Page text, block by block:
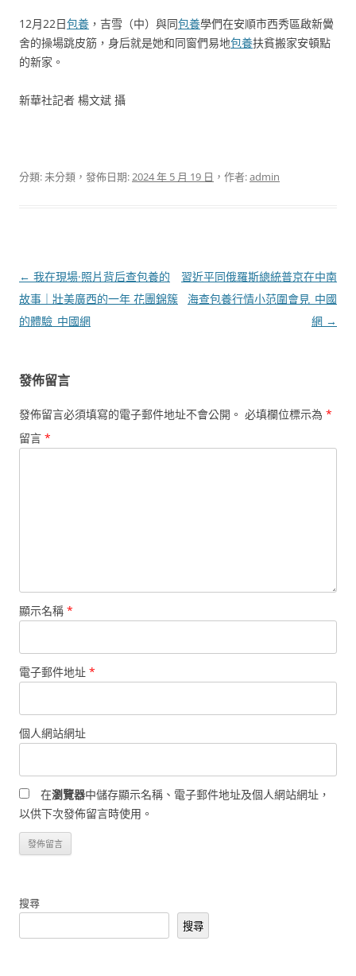
12月22日包養 ，吉雪（中）與同包養學們在安順市西秀區啟新黌
舍的操場跳皮筋，身后就是她和同窗們易地包養扶貧搬家安頓點
的新家。
新華社記者 楊文斌 攝
分類: 未分類，發佈日期: 2024 年 5 月 19 日 ，作者:admin
文
章
導
← 我在現場·照片背后查包養的
故事｜壯美廣西的一年 花團錦簇
的體驗_中國網
習近平同俄羅斯總統普京在中南
海查包養行情小范圍會見_中國
網 →
發佈留言
發佈留言必須填寫的電子郵件地址不會公開。 必填欄位標示為 *
留言 *
顯示名稱 *
電子郵件地址 *
個人網站網址
在瀏覽器中儲存顯示名稱、電子郵件地址及個人網站網址，
以供下次發佈留言時使用。
搜尋
搜尋